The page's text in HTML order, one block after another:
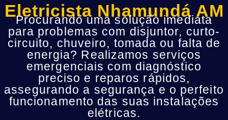
Eletricista Nhamundá AM
Procurando uma solução imediata
para problemas com disjuntor, curto-
circuito, chuveiro, tomada ou falta de
energia? Realizamos serviços
emergenciais com diagnóstico
preciso e reparos rápidos,
assegurando a segurança e o perfeito
funcionamento das suas instalações
elétricas.